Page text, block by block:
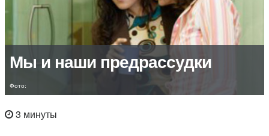
Мы и наши предрассудки
Фото:
3 минуты